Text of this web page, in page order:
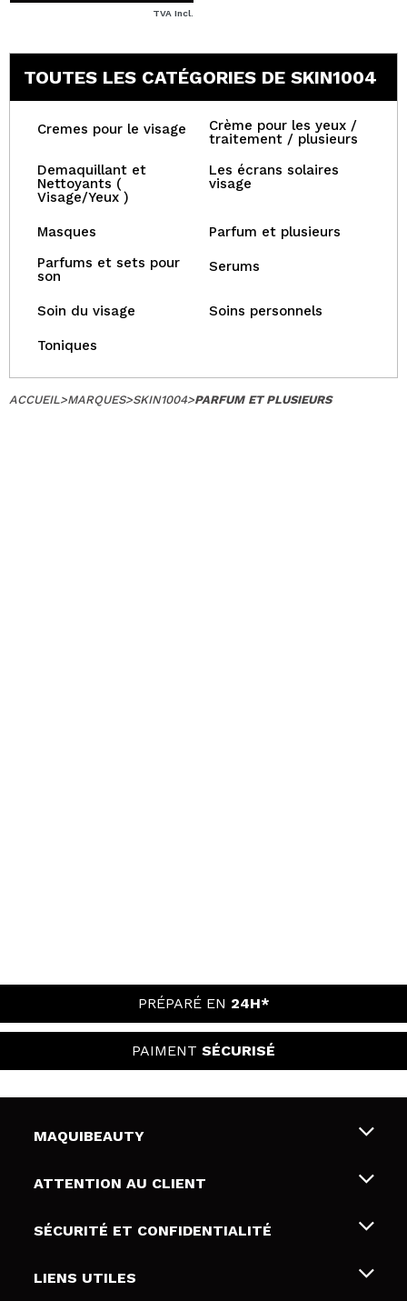
TVA Incl.
TOUTES LES CATÉGORIES DE SKIN1004
Cremes pour le visage
Crème pour les yeux /
traitement / plusieurs
Demaquillant et
Nettoyants (
Visage/Yeux )
Les écrans solaires
visage
Masques
Parfum et plusieurs
Parfums et sets pour
son
Serums
Soin du visage Soins personnels
Toniques
ACCUEIL>MARQUES>SKIN1004>PARFUM ET PLUSIEURS
PRÉPARÉ EN 24H*
PAIMENT SÉCURISÉ
MAQUIBEAUTY
Qui sommes nous
Cartes-cadeaux
ATTENTION AU CLIENT
Livraison & retour
Modes de paiement
SÉCURITÉ ET CONFIDENTIALITÉ
Conditions et confidentialité
LIENS UTILES